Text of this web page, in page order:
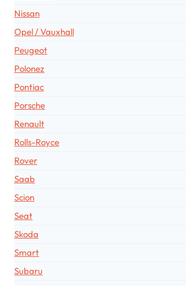
Nissan
Opel / Vauxhall
Peugeot
Polonez
Pontiac
Porsche
Renault
Rolls-Royce
Rover
Saab
Scion
Seat
Skoda
Smart
Subaru